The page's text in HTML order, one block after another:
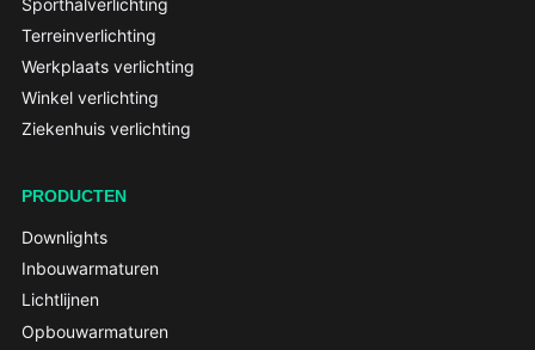
Terreinverlichting
Werkplaats verlichting
Winkel verlichting
Ziekenhuis verlichting
PRODUCTEN
Downlights
Inbouwarmaturen
Lichtlijnen
Opbouwarmaturen